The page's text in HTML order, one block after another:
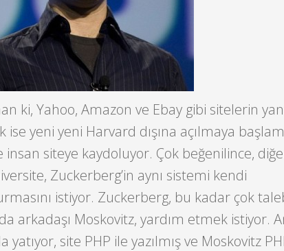
ki, Yahoo, Amazon ve Ebay gibi sitelerin
yeni yeni Harvard dışına açılmaya
insan siteye kaydoluyor. Çok beğenilince,
Zuckerberg’in aynı sistemi kendi
istiyor. Zuckerberg, bu kadar çok
arkadaşı Moskovitz, yardım etmek istiyor.
yatıyor, site PHP ile yazılmış ve Moskovitz